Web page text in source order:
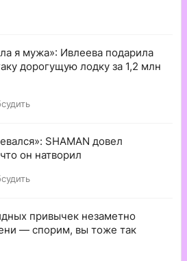
я мужа»: Ивлеева подарила
дорогущую лодку за 1,2 млн
SHAMAN довел
он натворил
привычек незаметно
— спорим, вы тоже так